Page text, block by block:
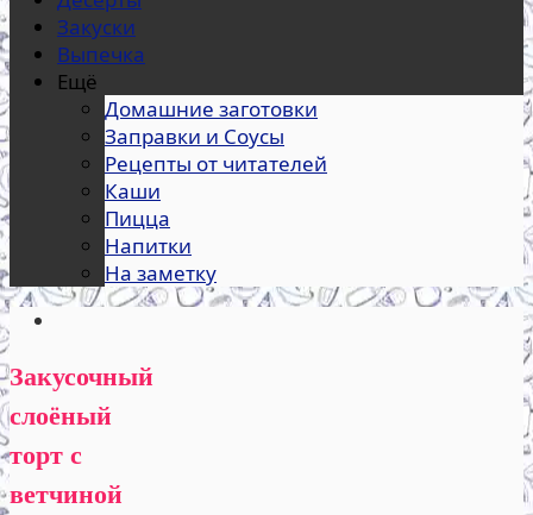
Закуски
Выпечка
Ещё
Домашние заготовки
Заправки и Соусы
Рецепты от читателей
Каши
Пицца
Напитки
На заметку
Закусочный
слоёный
торт с
ветчиной